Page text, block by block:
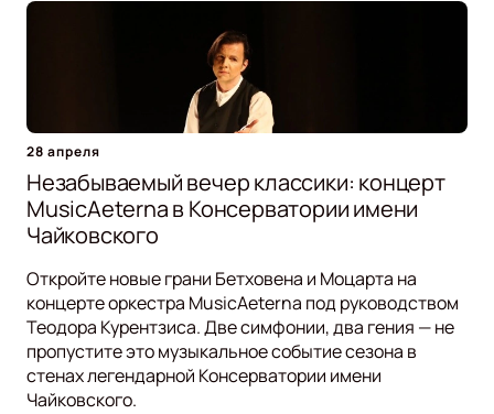
28 апреля
Незабываемый вечер классики: концерт
MusicAeterna в Консерватории имени
Чайковского
Откройте новые грани Бетховена и Моцарта на
концерте оркестра MusicAeterna под руководством
Теодора Курентзиса. Две симфонии, два гения — не
пропустите это музыкальное событие сезона в
стенах легендарной Консерватории имени
Чайковского.